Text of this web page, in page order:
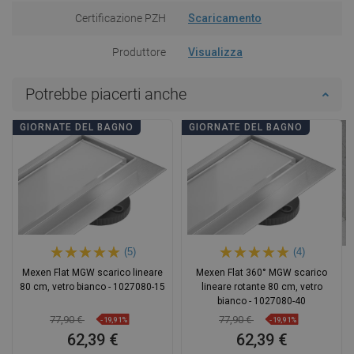
Certificazione PZH Scaricamento
Produttore Visualizza
Potrebbe piacerti anche
GIORNATE DEL BAGNO
(5)
Mexen Flat MGW scarico lineare
80 cm, vetro bianco - 1027080-15
77,90 € -19,91%
62,39 €
GIORNATE DEL BAGNO
(4)
Mexen Flat 360° MGW scarico
lineare rotante 80 cm, vetro
bianco - 1027080-40
77,90 € -19,91%
62,39 €